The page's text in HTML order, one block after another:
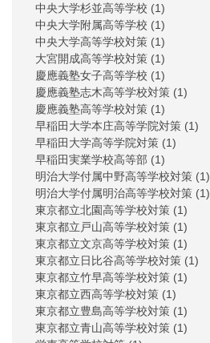
中央大学杉並高等学校 (1)
中央大学附属高等学校 (1)
中央大学高等学校対策 (1)
大宮開成高等学校対策 (1)
慶應義塾女子高等学校 (1)
慶應義塾志木高等学校対策 (1)
慶應義塾高等学校対策 (1)
早稲田大学本庄高等学院対策 (1)
早稲田大学高等学院対策 (1)
早稲田実業学校高等部 (1)
明治大学付属中野高等学校対策 (1)
明治大学付属明治高等学校対策 (1)
東京都立北園高等学校対策 (1)
東京都立戸山高等学校対策 (1)
東京都立文京高等学校対策 (1)
東京都立日比谷高等学校対策 (1)
東京都立竹早高等学校対策 (1)
東京都立西高等学校対策 (1)
東京都立豊島高等学校対策 (1)
東京都立青山高等学校対策 (1)